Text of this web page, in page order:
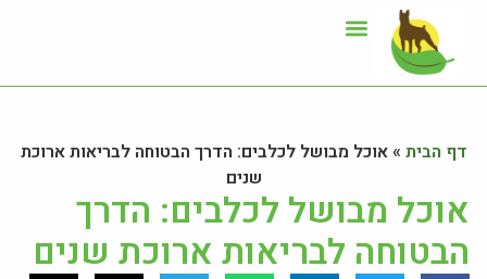
דף הבית »אוכל מבושל לכלבים: הדרך הבטוחה לבריאות ארוכת
שנים
אוכל מבושל לכלבים: הדרך
הבטוחה לבריאות ארוכת שנים